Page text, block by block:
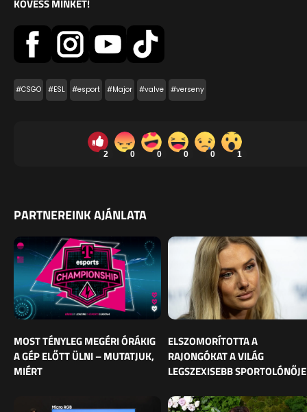
KÖVESS MINKET!
#CSGO #ESL #esport #Major #valve #verseny
2 0 0 0 0 1
PARTNEREINK AJÁNLATA
MOST TÉNYLEG MEGÉRI ÓRÁKIG
A GÉP ELŐTT ÜLNI – MUTATJUK,
MIÉRT
ELSZOMORÍTOTTA A
RAJONGÓKAT A VILÁG
LEGSZEXISEBB SPORTOLÓNŐJE